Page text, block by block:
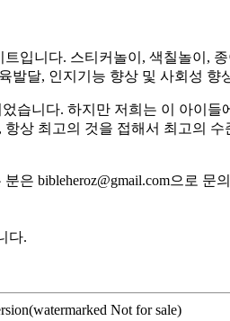
입니다. 스티커놀이, 색칠놀이,
달, 인지기능 향상 및 사회성 향
습니다. 하지만 저희는 이 아이들
상 최고의 것을 접해서 최고의 수
은 bibleheroz@gmail.com으로 문
다.
Not for sale)